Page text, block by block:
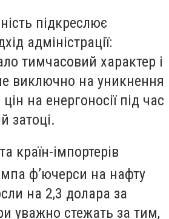
підкреслює
адміністрації:
тимчасовий характер і
виключно на уникнення
на енергоносії під час
затоці.
країн-імпортерів
ф’ючерси на нафту
на 2,3 долара за
уважно стежать за тим,